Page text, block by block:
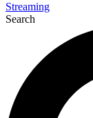
Streaming
Search